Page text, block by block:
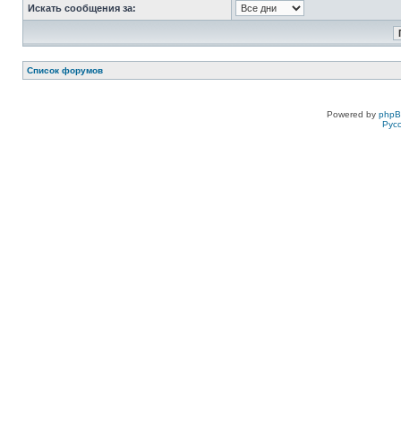
Искать сообщения за:
Список форумов
Powered by